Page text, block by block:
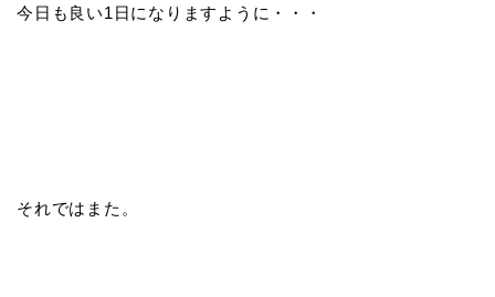
今日も良い1日になりますように・・・
それではまた。